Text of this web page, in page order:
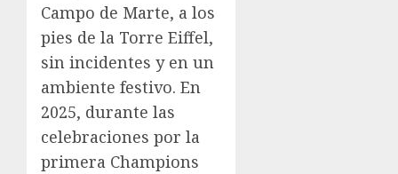
Campo de Marte, a los
pies de la Torre Eiffel,
sin incidentes y en un
ambiente festivo. En
2025, durante las
celebraciones por la
primera Champions